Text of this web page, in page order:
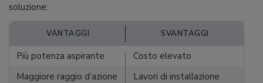
soluzione:
VANTAGGI SVANTAGGI
Più potenza aspirante
Costo elevato
Maggiore raggio d’azione
Lavori di installazione